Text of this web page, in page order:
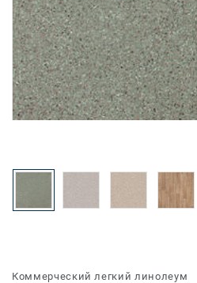
Коммерческий легкий линолеум